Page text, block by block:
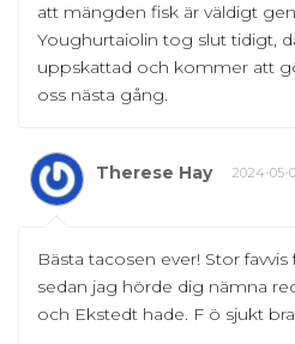
att mängden fisk är väldigt
Youghurtaiolin tog slut tidigt,
uppskattad och kommer att
oss nästa gång.
Therese Hay 2024-05-
Bästa tacosen ever! Stor
sedan jag hörde dig nämna
och Ekstedt hade. F ö sjukt